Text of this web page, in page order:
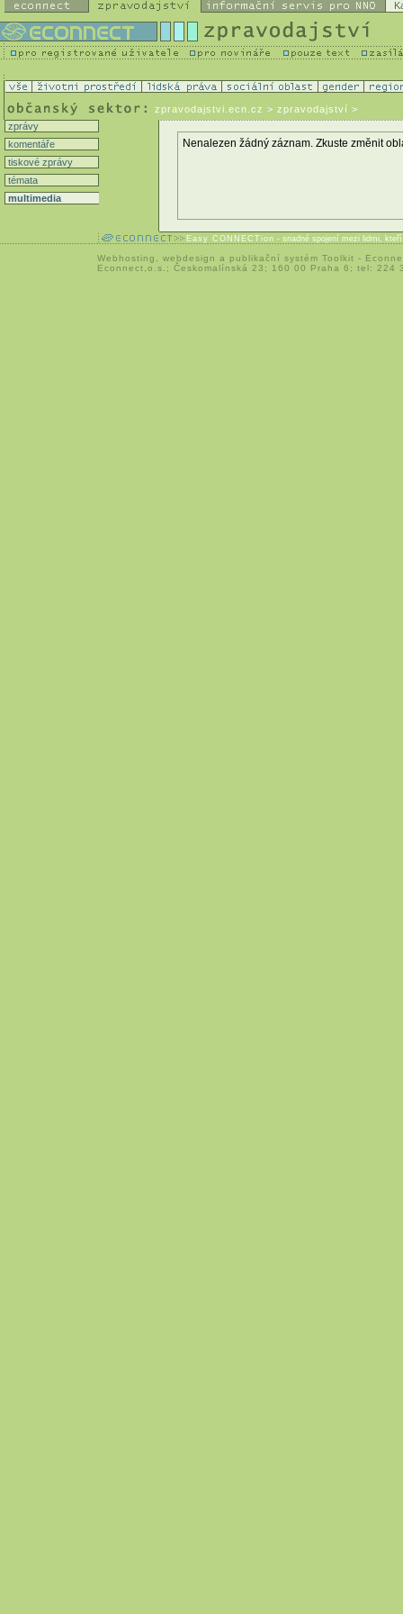
zpravodajstvi.ecn.cz > zpravodajství >
zprávy
komentáře
tiskové zprávy
témata
multimedia
Nenalezen žádný záznam. Zkuste změnit
Easy CONNECTion - snadné spojení mezi lidmi,
Webhosting webdesign a publikační systém Toolkit -
Econnect,o.s.; Českomalínská 23; 160 00 Praha 6; tel: 224